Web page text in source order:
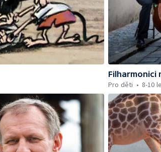
Filharmonici
Pro děti
8-10